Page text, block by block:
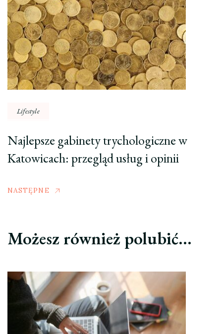
Lifestyle
Najlepsze gabinety trychologiczne w
Katowicach: przegląd usług i opinii
NASTĘPNE
Możesz również polubić…